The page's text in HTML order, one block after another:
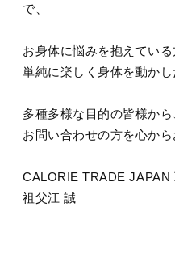
で、
お身体に悩みを抱えてい
単純に楽しく身体を動か
多種多様な目的の皆様から
お問い合わせの方を心から
CALORIE TRADE
祖父江 誠